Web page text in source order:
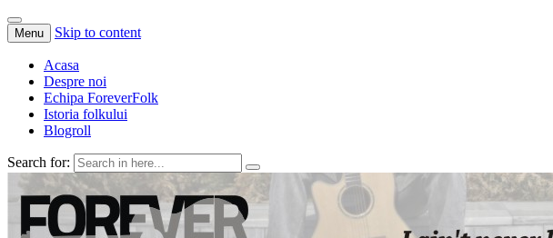
Menu Skip to content
Acasa
Despre noi
Echipa ForeverFolk
Istoria folkului
Blogroll
Search for:
ForeverFolk
Muzica sufletului tau